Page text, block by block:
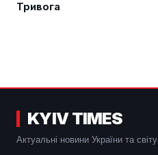
Тривога
KYIV TIMES
Актуальні новини України та світу